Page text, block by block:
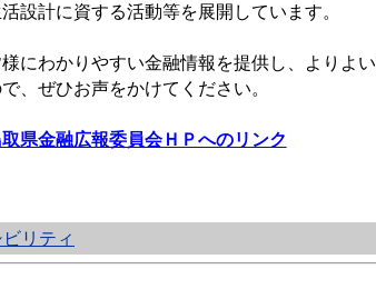
設計に資する活動等を展開しています。
様にわかりやすい金融情報を提供し、よりよ
、ぜひお声をかけてください。
県金融広報委員会ＨＰへのリンク
リティ